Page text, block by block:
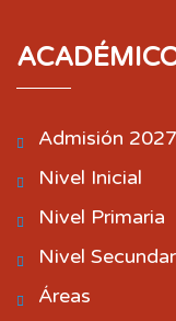
Admisión 2027
Nivel Inicial
Nivel Primaria
Nivel
Áreas